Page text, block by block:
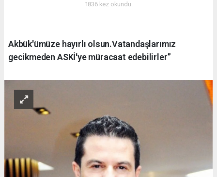
1836 kez okundu.
Akbük'ümüze hayırlı olsun.Vatandaşlarımız
gecikmeden ASKİ'ye müracaat edebilirler”